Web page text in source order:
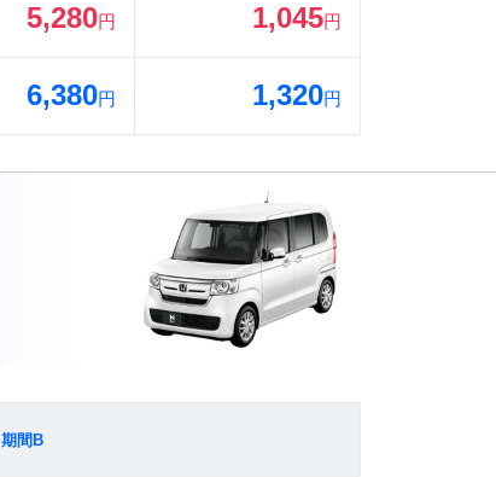
5,280円 1,045円
6,380円 1,320円
期間B